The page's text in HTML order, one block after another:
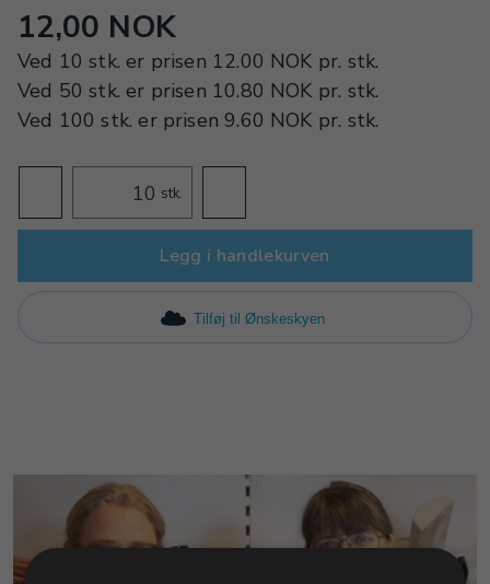
12,00 NOK
Ved 10 stk. er prisen 12.00 NOK pr. stk.
Ved 50 stk. er prisen 10.80 NOK pr. stk.
Ved 100 stk. er prisen9.60 NOK pr. stk.
stk.
Legg i handlekurven
Tilføj til Ønskeskyen